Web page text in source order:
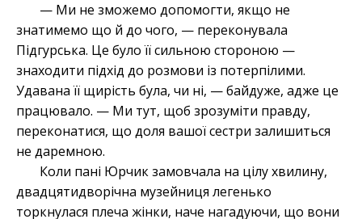
— Ми не зможемо допомогти, якщо не
знатимемо що й до чого, — переконувала
Підгурська. Це було її сильною стороною —
знаходити підхід до розмови із потерпілими.
Удавана її щирість була, чи ні, — байдуже, адже це
працювало. — Ми тут, щоб зрозуміти правду,
переконатися, що доля вашої сестри залишиться
не даремною.
Коли пані Юрчик замовчала на цілу хвилину,
двадцятидворічна музейниця легенько
торкнулася плеча жінки, наче нагадуючи, що вони